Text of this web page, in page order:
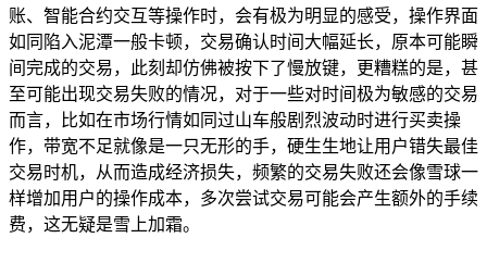
账、智能合约交互等操作时，会有极为明显的感受，操作界面
如同陷入泥潭一般卡顿，交易确认时间大幅延长，原本可能瞬
间完成的交易，此刻却仿佛被按下了慢放键，更糟糕的是，甚
至可能出现交易失败的情况，对于一些对时间极为敏感的交易
而言，比如在市场行情如同过山车般剧烈波动时进行买卖操
作，带宽不足就像是一只无形的手，硬生生地让用户错失最佳
交易时机，从而造成经济损失，频繁的交易失败还会像雪球一
样增加用户的操作成本，多次尝试交易可能会产生额外的手续
费，这无疑是雪上加霜。